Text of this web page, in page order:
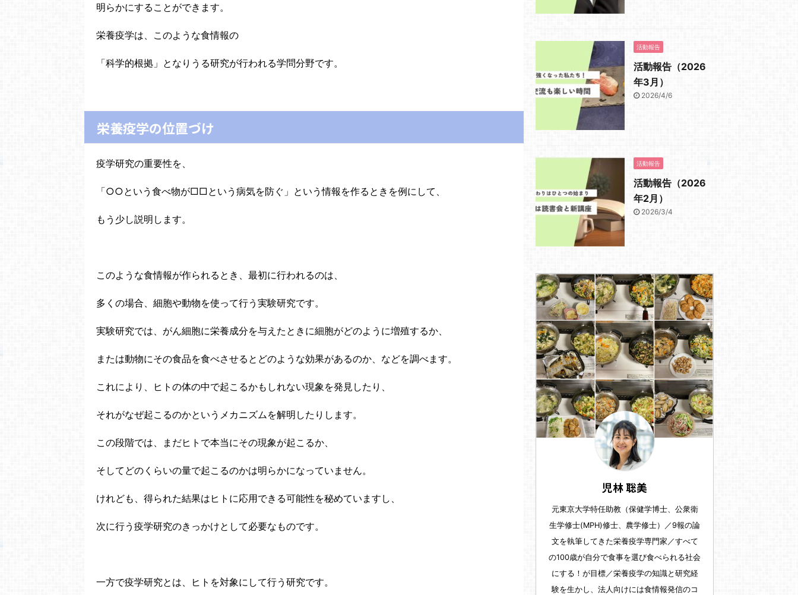
明らかにすることができます。
栄養疫学は、このような食情報の
「科学的根拠」となりうる研究が行われる学問分野です。
栄養疫学の位置づけ
疫学研究の重要性を、
「○○という食べ物が□□という病気を防ぐ」という情報を作るときを例にして、
もう少し説明します。
このような食情報が作られるとき、最初に行われるのは、
多くの場合、細胞や動物を使って行う実験研究です。
実験研究では、がん細胞に栄養成分を与えたときに細胞がどのように増殖するか、
または動物にその食品を食べさせるとどのような効果があるのか、などを調べます。
これにより、ヒトの体の中で起こるかもしれない現象を発見したり、
それがなぜ起こるのかというメカニズムを解明したりします。
この段階では、まだヒトで本当にその現象が起こるか、
そしてどのくらいの量で起こるのかは明らかになっていません。
けれども、得られた結果はヒトに応用できる可能性を秘めていますし、
次に行う疫学研究のきっかけとして必要なものです。
一方で疫学研究とは、ヒトを対象にして行う研究です。
活動報告
活動報告（2026
年3月）
2026/4/6
活動報告
活動報告（2026
年2月）
2026/3/4
児林 聡美
元東京大学特任助教（保健学博士、公衆衛
生学修士(MPH)修士、農学修士）／9報の論
文を執筆してきた栄養疫学専門家／すべて
の100歳が自分で食事を選び食べられる社会
にする！が目標／栄養疫学の知識と研究経
験を生かし、法人向けには食情報発信のコ